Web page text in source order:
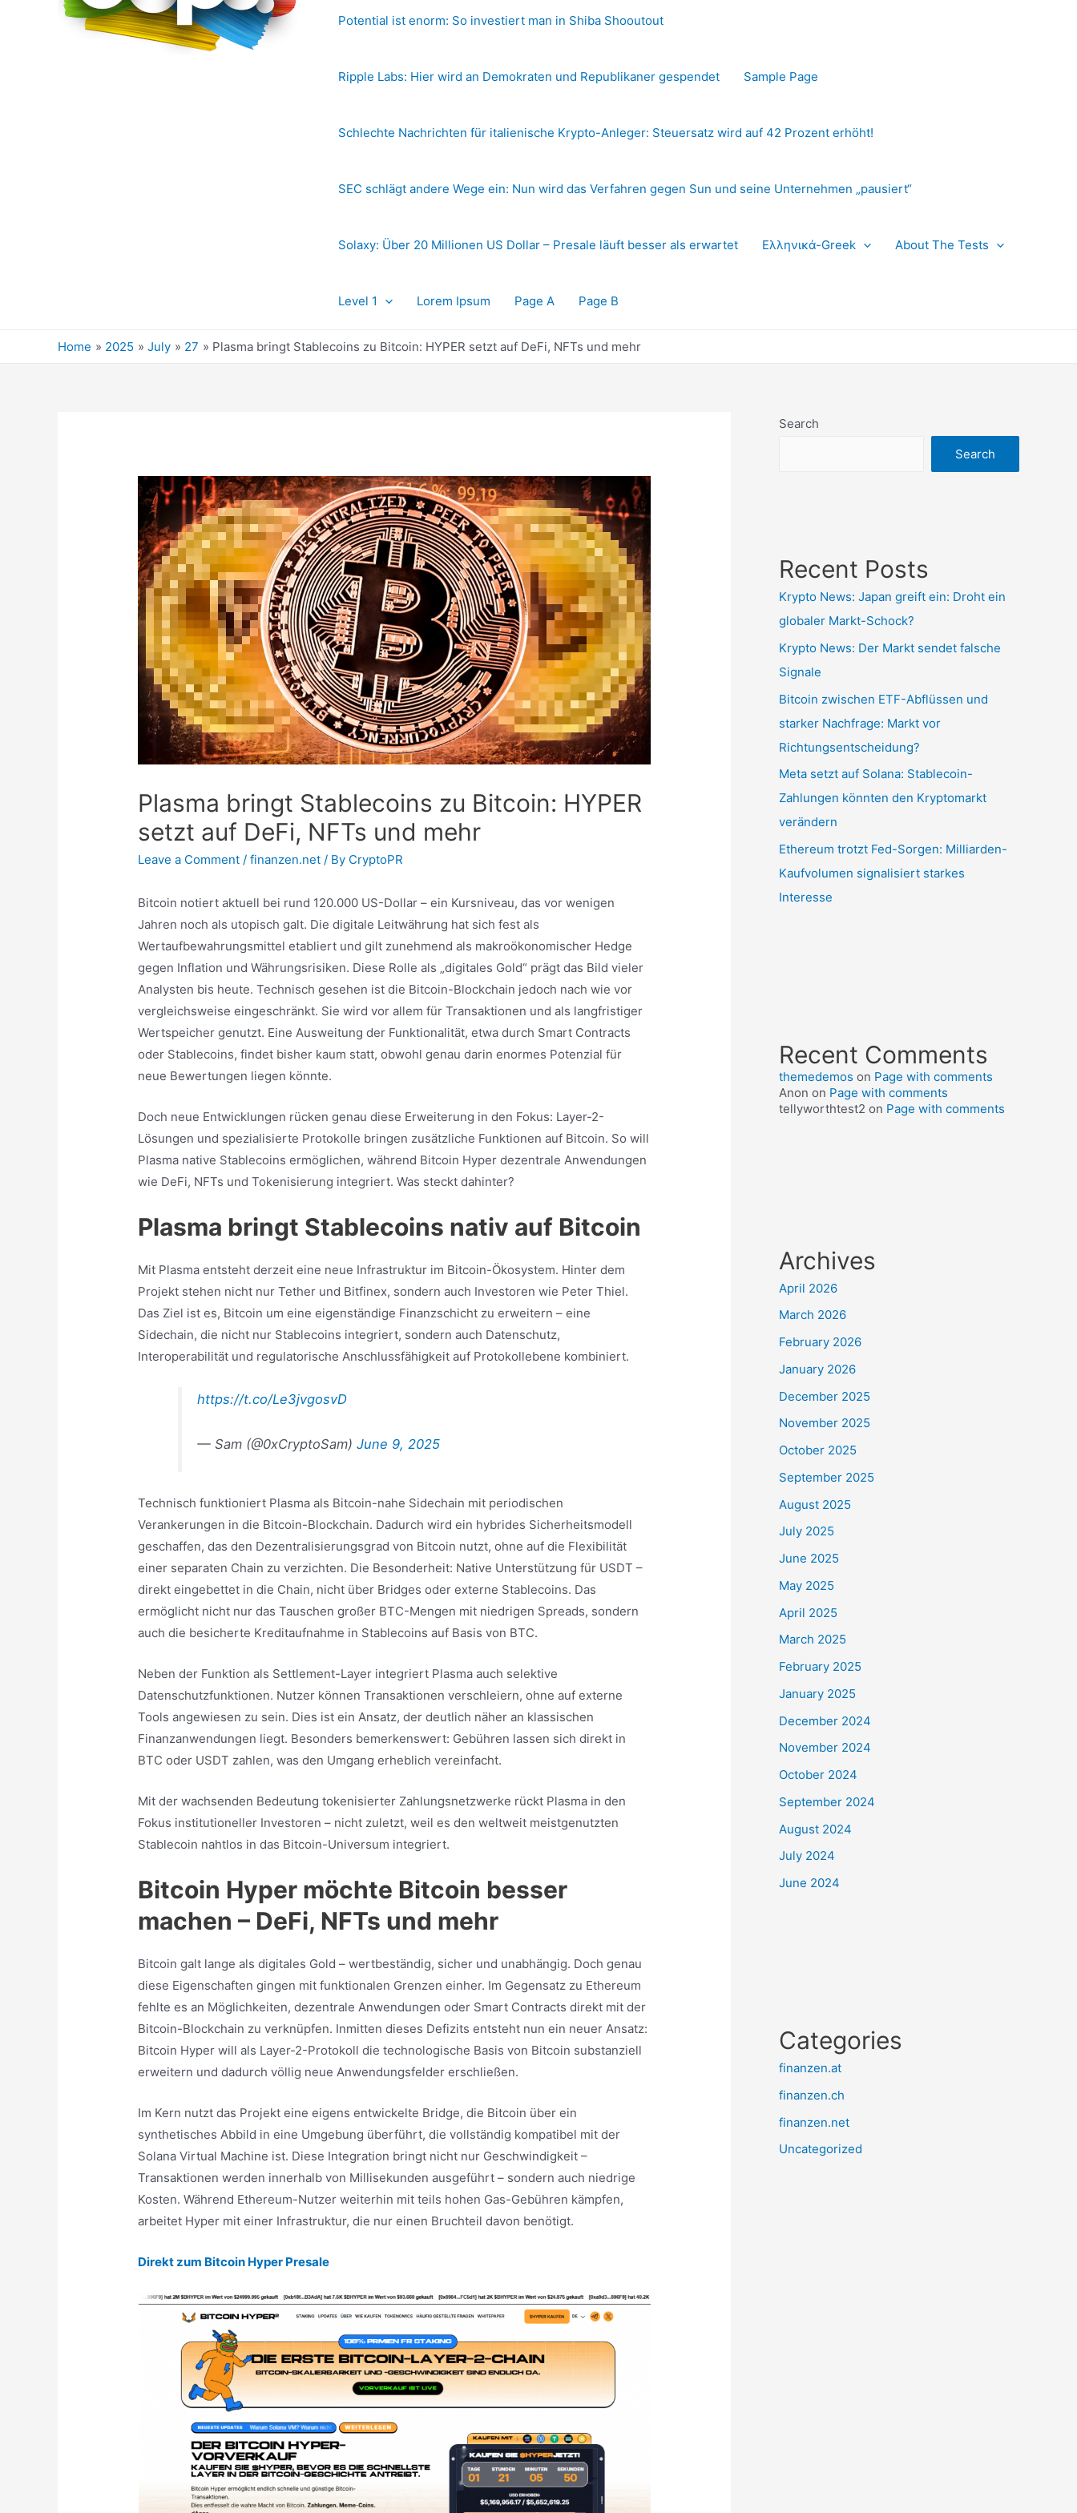
Potential ist enorm: So investiert man in Shiba Shooutout
Ripple Labs: Hier wird an Demokraten und Republikaner gespendet Sample Page
Schlechte Nachrichten für italienische Krypto-Anleger: Steuersatz wird auf 42 Prozent erhöht!
SEC schlägt andere Wege ein: Nun wird das Verfahren gegen Sun und seine Unternehmen „pausiert“
Solaxy: Über 20 Millionen US Dollar – Presale läuft besser als erwartet Ελληνικά-Greek About The Tests
Level 1 Lorem Ipsum Page A Page B
Home 2025 July 27 Plasma bringt Stablecoins zu Bitcoin: HYPER setzt auf DeFi, NFTs und mehr
Plasma bringt Stablecoins zu Bitcoin: HYPER
setzt auf DeFi, NFTs und mehr
Leave a Comment /finanzen.net / By CryptoPR
Bitcoin notiert aktuell bei rund 120.000 US-Dollar – ein Kursniveau, das vor wenigen
Jahren noch als utopisch galt. Die digitale Leitwährung hat sich fest als
Wertaufbewahrungsmittel etabliert und gilt zunehmend als makroökonomischer Hedge
gegen Inflation und Währungsrisiken. Diese Rolle als „digitales Gold“ prägt das Bild vieler
Analysten bis heute. Technisch gesehen ist die Bitcoin-Blockchain jedoch nach wie vor
vergleichsweise eingeschränkt. Sie wird vor allem für Transaktionen und als langfristiger
Wertspeicher genutzt. Eine Ausweitung der Funktionalität, etwa durch Smart Contracts
oder Stablecoins, findet bisher kaum statt, obwohl genau darin enormes Potenzial für
neue Bewertungen liegen könnte.
Doch neue Entwicklungen rücken genau diese Erweiterung in den Fokus: Layer-2-
Lösungen und spezialisierte Protokolle bringen zusätzliche Funktionen auf Bitcoin. So will
Plasma native Stablecoins ermöglichen, während Bitcoin Hyper dezentrale Anwendungen
wie DeFi, NFTs und Tokenisierung integriert. Was steckt dahinter?
Plasma bringt Stablecoins nativ auf Bitcoin
Mit Plasma entsteht derzeit eine neue Infrastruktur im Bitcoin-Ökosystem. Hinter dem
Projekt stehen nicht nur Tether und Bitfinex, sondern auch Investoren wie Peter Thiel.
Das Ziel ist es, Bitcoin um eine eigenständige Finanzschicht zu erweitern – eine
Sidechain, die nicht nur Stablecoins integriert, sondern auch Datenschutz,
Interoperabilität und regulatorische Anschlussfähigkeit auf Protokollebene kombiniert.
https://t.co/Le3jvgosvD
— Sam (@0xCryptoSam)June 9, 2025
Technisch funktioniert Plasma als Bitcoin-nahe Sidechain mit periodischen
Verankerungen in die Bitcoin-Blockchain. Dadurch wird ein hybrides Sicherheitsmodell
geschaffen, das den Dezentralisierungsgrad von Bitcoin nutzt, ohne auf die Flexibilität
einer separaten Chain zu verzichten. Die Besonderheit: Native Unterstützung für USDT –
direkt eingebettet in die Chain, nicht über Bridges oder externe Stablecoins. Das
ermöglicht nicht nur das Tauschen großer BTC-Mengen mit niedrigen Spreads, sondern
auch die besicherte Kreditaufnahme in Stablecoins auf Basis von BTC.
Neben der Funktion als Settlement-Layer integriert Plasma auch selektive
Datenschutzfunktionen. Nutzer können Transaktionen verschleiern, ohne auf externe
Tools angewiesen zu sein. Dies ist ein Ansatz, der deutlich näher an klassischen
Finanzanwendungen liegt. Besonders bemerkenswert: Gebühren lassen sich direkt in
BTC oder USDT zahlen, was den Umgang erheblich vereinfacht.
Mit der wachsenden Bedeutung tokenisierter Zahlungsnetzwerke rückt Plasma in den
Fokus institutioneller Investoren – nicht zuletzt, weil es den weltweit meistgenutzten
Stablecoin nahtlos in das Bitcoin-Universum integriert.
Bitcoin Hyper möchte Bitcoin besser
machen – DeFi, NFTs und mehr
Bitcoin galt lange als digitales Gold – wertbeständig, sicher und unabhängig. Doch genau
diese Eigenschaften gingen mit funktionalen Grenzen einher. Im Gegensatz zu Ethereum
fehlte es an Möglichkeiten, dezentrale Anwendungen oder Smart Contracts direkt mit der
Bitcoin-Blockchain zu verknüpfen. Inmitten dieses Defizits entsteht nun ein neuer Ansatz:
Bitcoin Hyper will als Layer-2-Protokoll die technologische Basis von Bitcoin substanziell
erweitern und dadurch völlig neue Anwendungsfelder erschließen.
Im Kern nutzt das Projekt eine eigens entwickelte Bridge, die Bitcoin über ein
synthetisches Abbild in eine Umgebung überführt, die vollständig kompatibel mit der
Solana Virtual Machine ist. Diese Integration bringt nicht nur Geschwindigkeit –
Transaktionen werden innerhalb von Millisekunden ausgeführt – sondern auch niedrige
Kosten. Während Ethereum-Nutzer weiterhin mit teils hohen Gas-Gebühren kämpfen,
arbeitet Hyper mit einer Infrastruktur, die nur einen Bruchteil davon benötigt.
Direkt zum Bitcoin Hyper Presale
Search
Search
Recent Posts
Krypto News: Japan greift ein: Droht ein
globaler Markt-Schock?
Krypto News: Der Markt sendet falsche
Signale
Bitcoin zwischen ETF-Abflüssen und
starker Nachfrage: Markt vor
Richtungsentscheidung?
Meta setzt auf Solana: Stablecoin-
Zahlungen könnten den Kryptomarkt
verändern
Ethereum trotzt Fed-Sorgen: Milliarden-
Kaufvolumen signalisiert starkes
Interesse
Recent Comments
themedemos on Page with comments
Anon on Page with comments
tellyworthtest2 on Page with comments
Archives
April 2026
March 2026
February 2026
January 2026
December 2025
November 2025
October 2025
September 2025
August 2025
July 2025
June 2025
May 2025
April 2025
March 2025
February 2025
January 2025
December 2024
November 2024
October 2024
September 2024
August 2024
July 2024
June 2024
Categories
finanzen.at
finanzen.ch
finanzen.net
Uncategorized